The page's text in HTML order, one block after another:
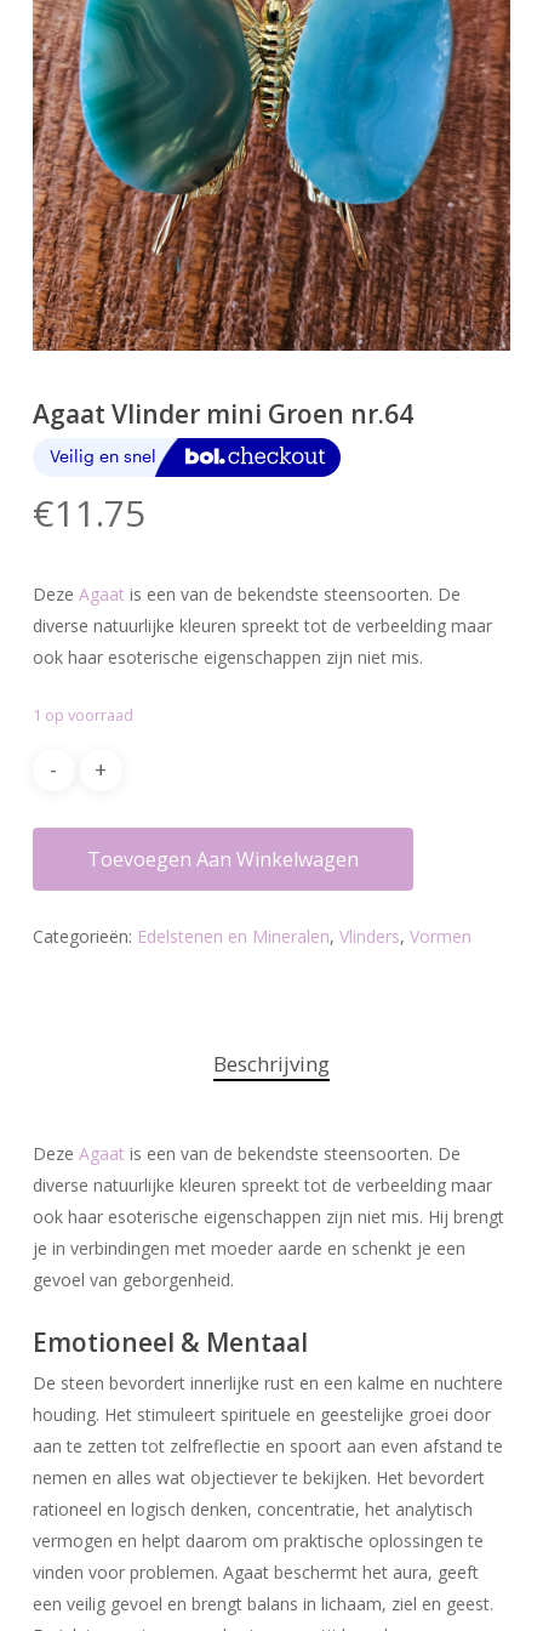
Agaat Vlinder mini Groen nr.64
€11.75
Deze Agaat is een van de bekendste steensoorten. De
diverse natuurlijke kleuren spreekt tot de verbeelding maar
ook haar esoterische eigenschappen zijn niet mis.
1 op voorraad
Toevoegen Aan Winkelwagen
Categorieën: Edelstenen en Mineralen, Vlinders, Vormen
Beschrijving
Deze Agaat is een van de bekendste steensoorten. De
diverse natuurlijke kleuren spreekt tot de verbeelding maar
ook haar esoterische eigenschappen zijn niet mis. Hij brengt
je in verbindingen met moeder aarde en schenkt je een
gevoel van geborgenheid.
Emotioneel & Mentaal
De steen bevordert innerlijke rust en een kalme en nuchtere
houding. Het stimuleert spirituele en geestelijke groei door
aan te zetten tot zelfreflectie en spoort aan even afstand te
nemen en alles wat objectiever te bekijken. Het bevordert
rationeel en logisch denken, concentratie, het analytisch
vermogen en helpt daarom om praktische oplossingen te
vinden voor problemen. Agaat beschermt het aura, geeft
een veilig gevoel en brengt balans in lichaam, ziel en geest.